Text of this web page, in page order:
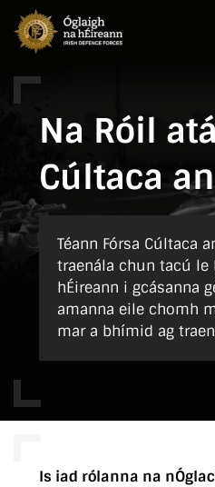
Skip to main content
Na Róil
Cúltaca
Téann Fórsa Cúltaca
traenála chun tacú le
hÉireann i gcásanna
amanna eile chomh
mar a bhímid ag
Is iad rólanna na